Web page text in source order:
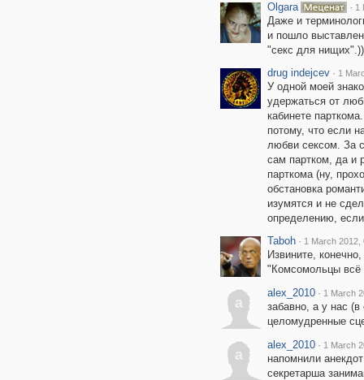
Olgara
· 1
Даже и
и пошло
"секс для нищих".))
drug indejcev · 1
У одной моей
удержаться от
кабинете
потому, что если
любви сексом. За
сам партком, да и
парткома (ну,
обстановка
изумятся и не
определению,
Taboh · 1 March 2012,
Извините,
"Комсомольцы всё
a
alex_2010 · 1 March
забавно, а у нас
целомудренные
a
alex_2010 · 1 March
напомнили
секретарша